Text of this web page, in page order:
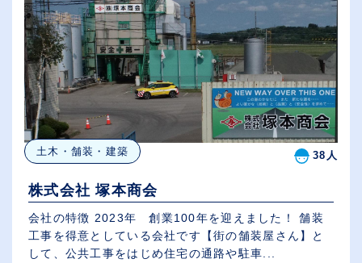
土木・舗装・建築 38人
株式会社 塚本商会
会社の特徴 2023年 創業100年を迎えました！ 舗装
工事を得意としている会社です【街の舗装屋さん】と
して、公共工事をはじめ住宅の通路や駐車...